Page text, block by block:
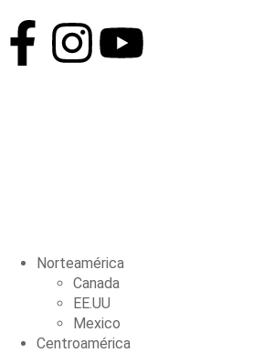
Norteamérica
Canada
EE.UU
Mexico
Centroamérica